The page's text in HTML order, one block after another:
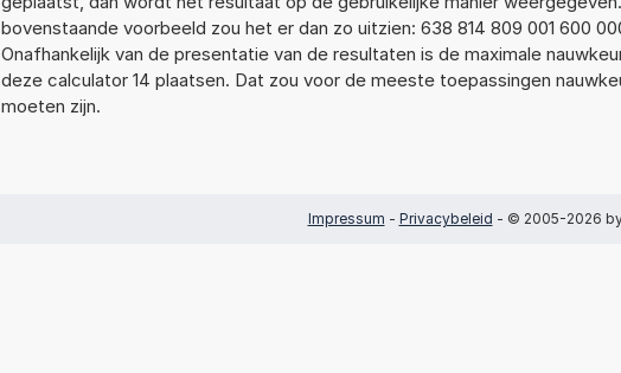
bovenstaande voorbeeld zou het er dan zo uitzien: 638 814 809 001 600
Onafhankelijk van de presentatie van de resultaten is de maximale
deze calculator 14 plaatsen. Dat zou voor de meeste toepassingen
moeten zijn.
Impressum - Privacybeleid - © 2005-2026